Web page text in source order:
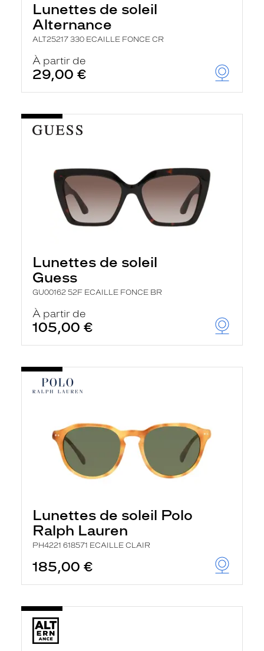
Lunettes de soleil
Alternance
ALT25217 330 ECAILLE FONCE CR
À partir de
29,00 €
Lunettes de soleil
Guess
GU00162 52F ECAILLE FONCE BR
À partir de
105,00 €
Lunettes de soleil Polo
Ralph Lauren
PH4221 618571 ECAILLE CLAIR
185,00 €